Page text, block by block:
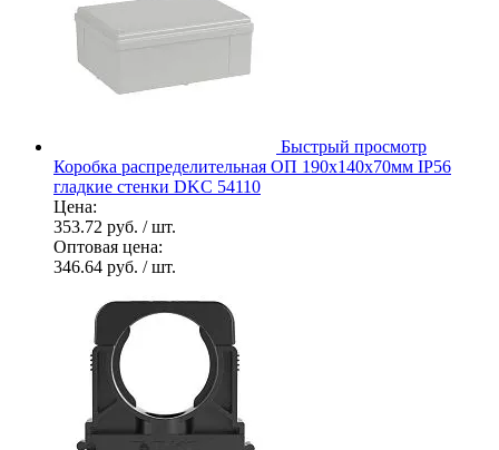
Быстрый просмотр
Коробка распределительная ОП 190х140х70мм IP56
гладкие стенки DKC 54110
Цена:
353.72 руб. / шт.
Оптовая цена:
346.64 руб. / шт.